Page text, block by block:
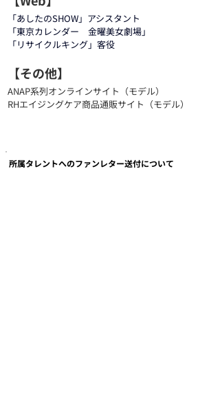
「あしたのSHOW」アシスタント
「東京カレンダー　金曜美女劇場」
「リサイクルキング」客役
【その他】
ANAP系列オンラインサイト（モデル）
RHエイジングケア商品通販サイト（モデル）
所属タレントへのファンレター送付について